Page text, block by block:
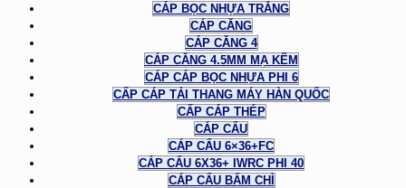
CÁP BỌC NHỰA TRẮNG
CÁP CĂNG
CÁP CĂNG 4
CÁP CĂNG 4.5MM MẠ KẼM
CÁP CÁP BỌC NHỰA PHI 6
CẤP CÁP TẢI THANG MÁY HÀN QUỐC
CẤP CÁP THÉP
CÁP CẨU
CÁP CẨU 6×36+FC
CÁP CẨU 6X36+ IWRC PHI 40
CÁP CẨU BẤM CHÌ